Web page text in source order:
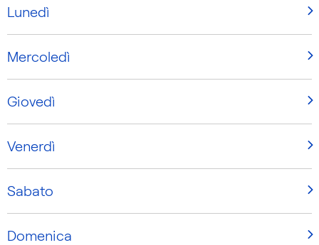
Lunedì
Mercoledì
Giovedì
Venerdì
Sabato
Domenica